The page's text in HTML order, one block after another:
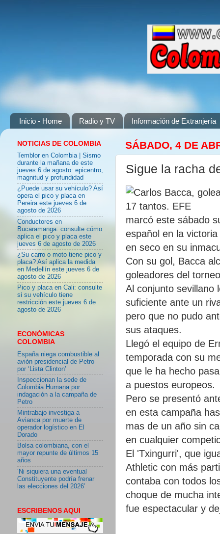
Inicio - Home Radio y TV Información de Extranjería
SÁBADO, 4 DE
Sigue la racha
marcó este sábado
español en la
en seco en su
Con su gol, Bacca
goleadores del
Al conjunto sevillano
suficiente ante un
pero que no pudo
sus ataques.
Llegó el equipo de
temporada con su
que le ha hecho
a puestos europeos.
Pero se presentó
en esta campaña
mas de un año sin
en cualquier
El 'Txingurri', que
Athletic con más
contaba con todos
choque de mucha
fue espectacular y
NOTICIAS DE COLOMBIA
Temblor en Colombia | Sismo
durante la mañana de este
jueves 6 de agosto: epicentro,
magnitud y profundidad
¿Puede usar su vehículo? Así
opera el pico y placa en
Pereira este jueves 6 de
agosto de 2026
Conductores en
Bucaramanga: consulte cómo
aplica el pico y placa este
jueves 6 de agosto de 2026
¿Su carro o moto tiene pico y
placa? Así aplica la medida
en Medellín este jueves 6 de
agosto de 2026
Pico y placa en Cali: consulte
si su vehículo tiene
restricción este jueves 6 de
agosto de 2026
ECONÓMICAS
COLOMBIA
España niega combustible al
avión presidencial de Petro
por ‘Lista Clinton’
Inspeccionan la sede de
Colombia Humana por
indagación a la campaña de
Petro
Mintrabajo investiga a
Avianca por muerte de
operador logístico en El
Dorado
Bolsa colombiana, con el
mayor repunte de últimos 15
años
‘Ni siquiera una eventual
Constituyente podría frenar
las elecciones del 2026’
ESCRIBENOS AQUI